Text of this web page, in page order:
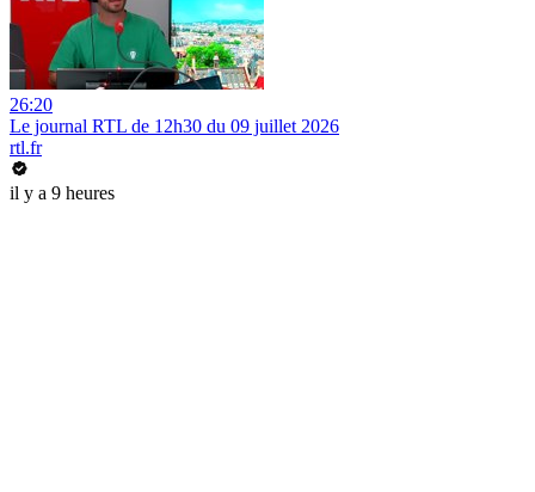
26:20
Le journal RTL de 12h30 du 09 juillet 2026
rtl.fr
il y a 9 heures